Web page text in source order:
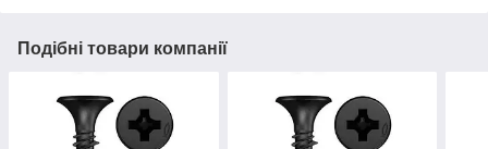
Подібні товари компанії